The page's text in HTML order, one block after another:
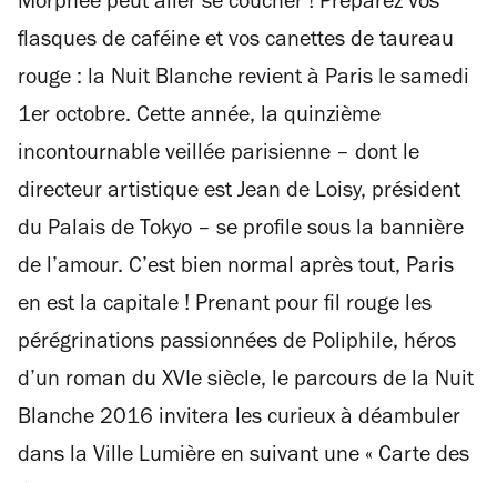
Morphée peut aller se coucher ! Préparez vos
flasques de caféine et vos canettes de taureau
rouge : la Nuit Blanche revient à Paris le samedi
1er octobre. Cette année, la quinzième
incontournable veillée parisienne – dont le
directeur artistique est Jean de Loisy, président
du Palais de Tokyo – se profile sous la bannière
de l’amour. C’est bien normal après tout, Paris
en est la capitale ! Prenant pour fil rouge les
pérégrinations passionnées de Poliphile, héros
d’un roman du XVIe siècle, le parcours de la Nuit
Blanche 2016 invitera les curieux à déambuler
dans la Ville Lumière en suivant une « Carte des